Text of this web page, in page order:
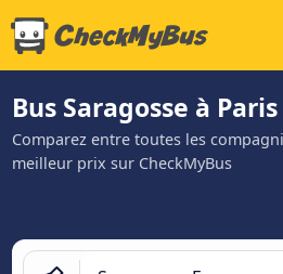
Bus Saragosse à
Comparez entre toutes les
meilleur prix sur CheckMyBus